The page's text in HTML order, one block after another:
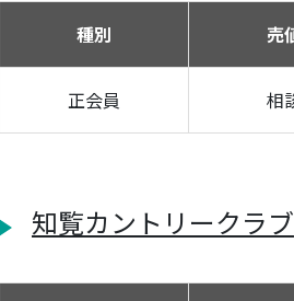
種別 売
正会員 相
知覧カントリークラブ